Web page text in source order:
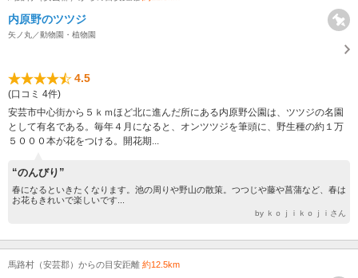
内原野のツツジ
矢ノ丸／動物園・植物園
4.5
(口コミ 4件)
安芸市中心街から５ｋｍほど北に進んだ所にある内原野公園は、ツツジの名園
として有名である。毎年４月になると、オンツツジを筆頭に、野生種の約１万
５０００本が花をつける。開花期...
“のんびり”
春になるといきたくなります。池の周りや野山の散策。つつじや藤や菖蒲など、春は
お花もきれいで楽しいです...
by ｋｏｊｉｋｏｊｉさん
馬路村（安芸郡）からの目安距離 約12.5km